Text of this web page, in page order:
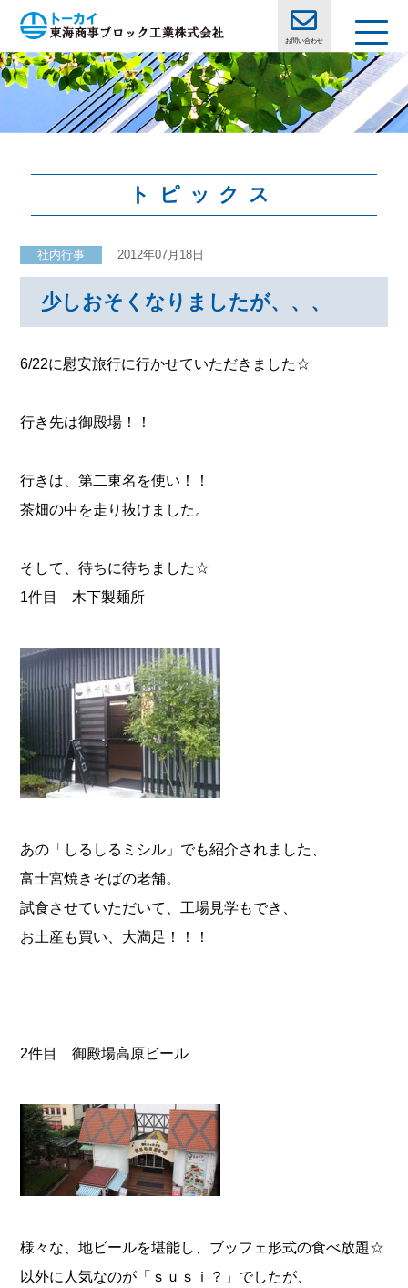
お問い合わせ
トピックス
社内行事 2012年07月18日
少しおそくなりましたが、、、
6/22に慰安旅行に行かせていただきました☆
行き先は御殿場！！
行きは、第二東名を使い！！
茶畑の中を走り抜けました。
そして、待ちに待ちました☆
1件目 木下製麺所
あの「しるしるミシル」でも紹介されました、
富士宮焼きそばの老舗。
試食させていただいて、工場見学もでき、
お土産も買い、大満足！！！
2件目 御殿場高原ビール
様々な、地ビールを堪能し、ブッフェ形式の食べ放題☆
以外に人気なのが「ｓｕｓｉ？」でしたが、